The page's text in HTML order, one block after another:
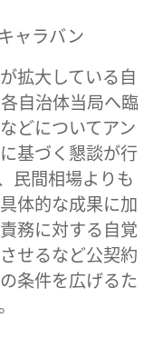
拡大している自
自治体当局へ臨
どについてアン
基づく懇談が行
民間相場よりも
体的な成果に加
務に対する自覚
せるなど公契約
条件を広げるた